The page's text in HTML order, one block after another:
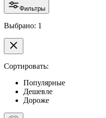
Фильтры
Выбрано: 1
Сортировать:
Популярные
Дешевле
Дороже